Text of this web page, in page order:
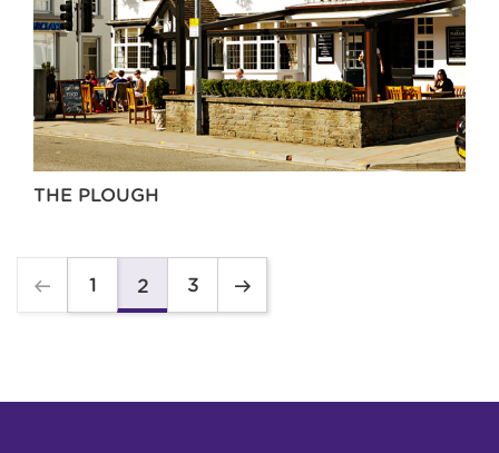
THE PLOUGH
1 2 3